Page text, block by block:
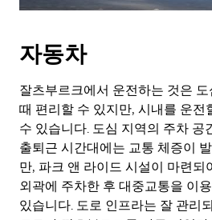
자동차
잘츠부르크에서 운전하는 것은
때 편리할 수 있지만, 시내를 운전
수 있습니다. 도심 지역의 주차 공
출퇴근 시간대에는 교통 체증이
만, 파크 앤 라이드 시설이 마련되
외곽에 주차한 후 대중교통을 이
있습니다. 도로 인프라는 잘 관리